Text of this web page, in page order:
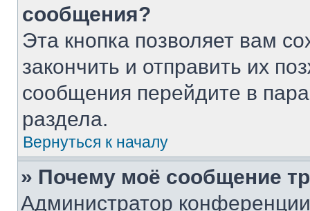
сообщения?
Эта кнопка позволяет вам
закончить и отправить их
сообщения перейдите в
раздела.
Вернуться к началу
» Почему моё сообщение
Администратор